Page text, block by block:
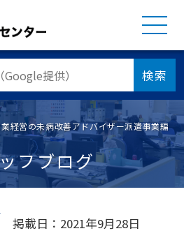
検索
経営の未病改善アドバイザー派遣事業編
フブログ
掲載日：2021年9月28日